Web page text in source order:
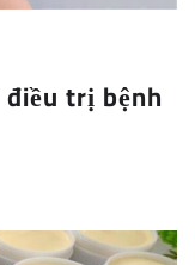
trị bệnh